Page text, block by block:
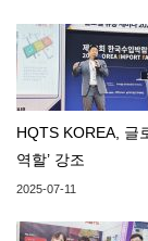
HQTS KOREA, 글
역할’ 강조
2025-07-11